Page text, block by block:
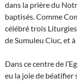
dans la prière du
baptisés. Comme
célébré trois
de Sumuleu Ciuc, et à
Dans ce centre de
eu la joie de béatifier